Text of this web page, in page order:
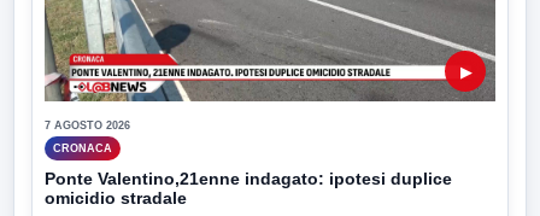
▶
7 AGOSTO 2026
CRONACA
Ponte Valentino,21enne indagato: ipotesi duplice
omicidio stradale